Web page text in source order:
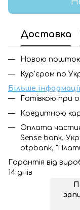
Доставка
Новою поштою
Кур'єром по
Більше
Готівкою при
Кредитною
Оплата
Sense bank,
otpbank,
Гарантія від
14 днів